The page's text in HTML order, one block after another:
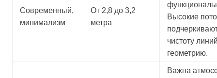
Современный,
минимализм
От 2,8 до 3,2
метра
Высокие
чистоту
геометрию.
Важна